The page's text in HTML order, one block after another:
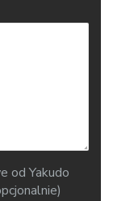
od Yakudo